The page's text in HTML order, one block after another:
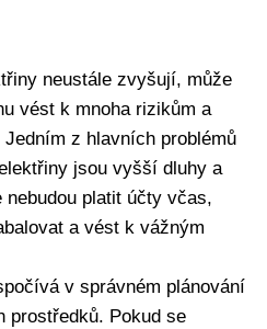
neustále zvyšují, může
vést k mnoha rizikům a
z hlavních problémů
jsou vyšší dluhy a
platit účty včas,
a vést k vážným
v správném plánování
prostředků. Pokud se